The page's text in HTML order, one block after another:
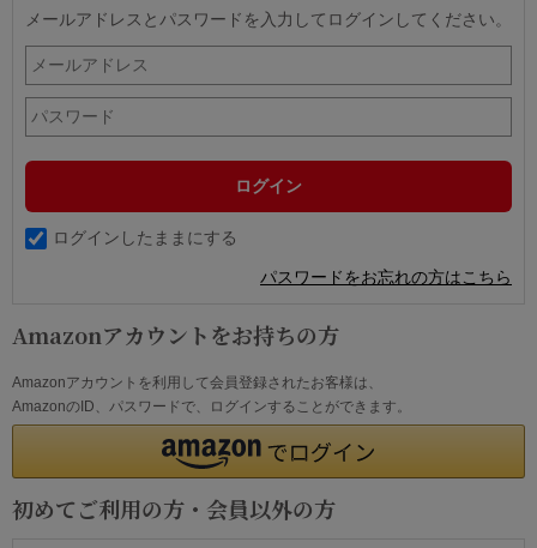
メールアドレスとパスワードを入力してログインしてください。
ログインしたままにする
パスワードをお忘れの方はこちら
Amazonアカウントをお持ちの方
Amazonアカウントを利用して会員登録されたお客様は、
AmazonのID、パスワードで、ログインすることができます。
初めてご利用の方・会員以外の方